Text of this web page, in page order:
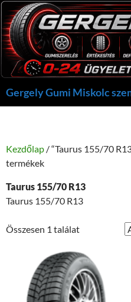
Kilépés
a
tartalomba
Kezdőlap / “Taurus 155/70
termékek
Taurus 155/70 R13
Taurus 155/70 R13
Összesen 1 találat